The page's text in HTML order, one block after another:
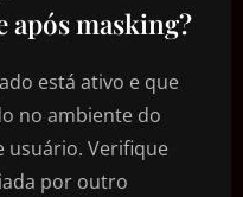
após masking?
está ativo e que
no ambiente do
usuário. Verifique
por outro